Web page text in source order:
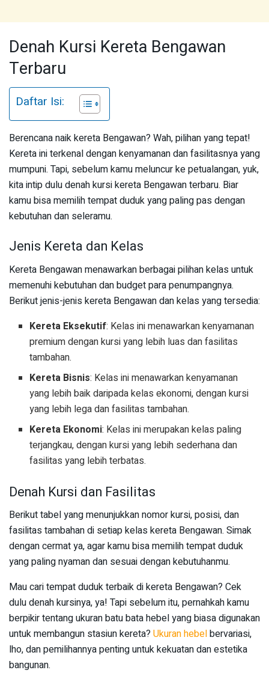
Denah Kursi Kereta Bengawan
Terbaru
Daftar Isi:
Berencana naik kereta Bengawan? Wah, pilihan yang tepat!
Kereta ini terkenal dengan kenyamanan dan fasilitasnya yang
mumpuni. Tapi, sebelum kamu meluncur ke petualangan, yuk,
kita intip dulu denah kursi kereta Bengawan terbaru. Biar
kamu bisa memilih tempat duduk yang paling pas dengan
kebutuhan dan seleramu.
Jenis Kereta dan Kelas
Kereta Bengawan menawarkan berbagai pilihan kelas untuk
memenuhi kebutuhan dan budget para penumpangnya.
Berikut jenis-jenis kereta Bengawan dan kelas yang tersedia:
Kereta Eksekutif: Kelas ini menawarkan kenyamanan
premium dengan kursi yang lebih luas dan fasilitas
tambahan.
Kereta Bisnis: Kelas ini menawarkan kenyamanan
yang lebih baik daripada kelas ekonomi, dengan kursi
yang lebih lega dan fasilitas tambahan.
Kereta Ekonomi: Kelas ini merupakan kelas paling
terjangkau, dengan kursi yang lebih sederhana dan
fasilitas yang lebih terbatas.
Denah Kursi dan Fasilitas
Berikut tabel yang menunjukkan nomor kursi, posisi, dan
fasilitas tambahan di setiap kelas kereta Bengawan. Simak
dengan cermat ya, agar kamu bisa memilih tempat duduk
yang paling nyaman dan sesuai dengan kebutuhanmu.
Mau cari tempat duduk terbaik di kereta Bengawan? Cek
dulu denah kursinya, ya! Tapi sebelum itu, pernahkah kamu
berpikir tentang ukuran batu bata hebel yang biasa digunakan
untuk membangun stasiun kereta?Ukuran hebelbervariasi,
lho, dan pemilihannya penting untuk kekuatan dan estetika
bangunan.